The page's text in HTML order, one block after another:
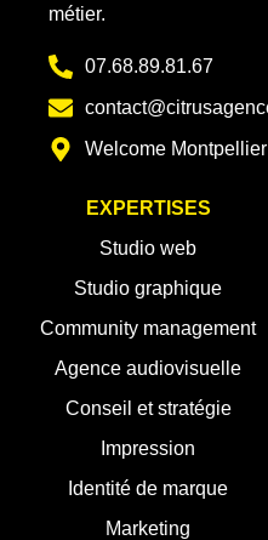
métier.
07.68.89.81.67
Welcome Montpellier
EXPERTISES
Studio web
Studio graphique
Community management
Agence audiovisuelle
Conseil et stratégie
Impression
Identité de marque
Marketing